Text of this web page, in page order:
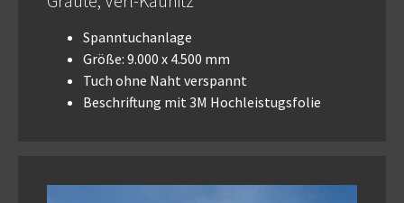
Spanntuchanlage
Größe: 9.000 x 4.500 mm
Tuch ohne Naht verspannt
Beschriftung mit 3M Hochleistugsfolie